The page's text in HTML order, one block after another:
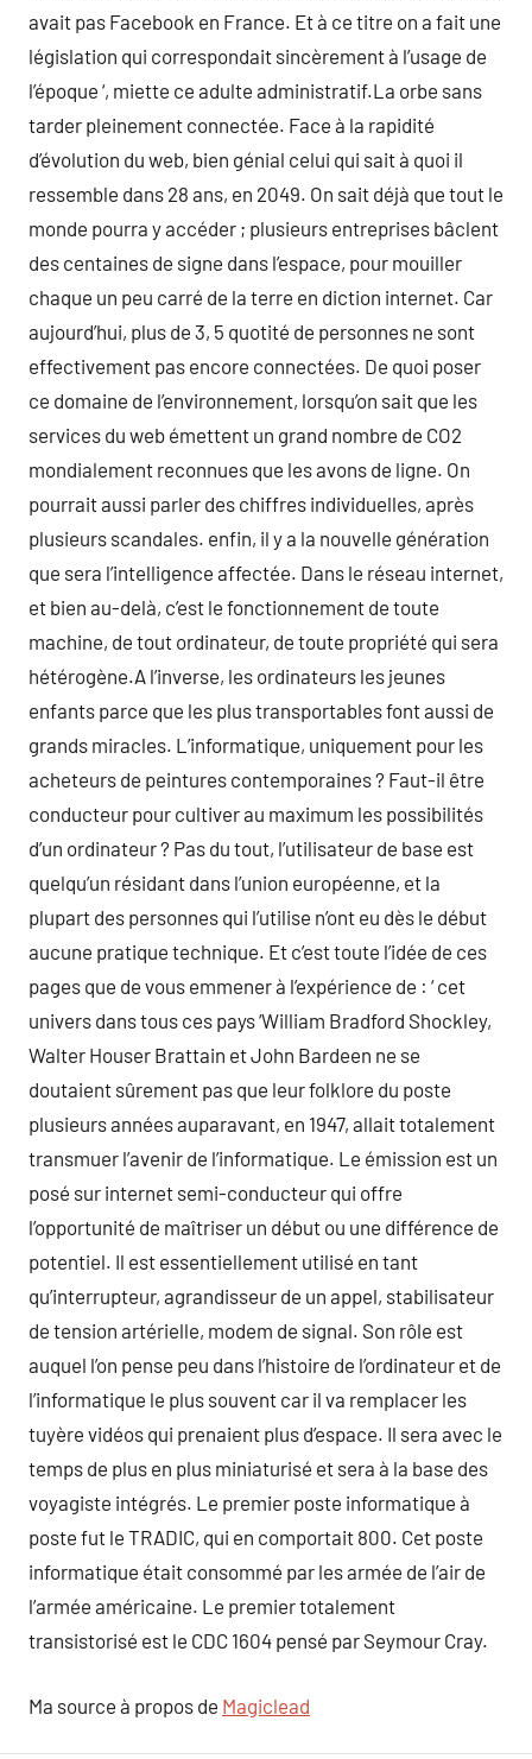
avait pas Facebook en France. Et à ce titre on a fait une
législation qui correspondait sincèrement à l’usage de
l’époque ‘, miette ce adulte administratif.La orbe sans
tarder pleinement connectée. Face à la rapidité
d’évolution du web, bien génial celui qui sait à quoi il
ressemble dans 28 ans, en 2049. On sait déjà que tout le
monde pourra y accéder ; plusieurs entreprises bâclent
des centaines de signe dans l’espace, pour mouiller
chaque un peu carré de la terre en diction internet. Car
aujourd’hui, plus de 3, 5 quotité de personnes ne sont
effectivement pas encore connectées. De quoi poser
ce domaine de l’environnement, lorsqu’on sait que les
services du web émettent un grand nombre de CO2
mondialement reconnues que les avons de ligne. On
pourrait aussi parler des chiffres individuelles, après
plusieurs scandales. enfin, il y a la nouvelle génération
que sera l’intelligence affectée. Dans le réseau internet,
et bien au-delà, c’est le fonctionnement de toute
machine, de tout ordinateur, de toute propriété qui sera
hétérogène.A l’inverse, les ordinateurs les jeunes
enfants parce que les plus transportables font aussi de
grands miracles. L’informatique, uniquement pour les
acheteurs de peintures contemporaines ? Faut-il être
conducteur pour cultiver au maximum les possibilités
d’un ordinateur ? Pas du tout, l’utilisateur de base est
quelqu’un résidant dans l’union européenne, et la
plupart des personnes qui l’utilise n’ont eu dès le début
aucune pratique technique. Et c’est toute l’idée de ces
pages que de vous emmener à l’expérience de : ‘ cet
univers dans tous ces pays ‘William Bradford Shockley,
Walter Houser Brattain et John Bardeen ne se
doutaient sûrement pas que leur folklore du poste
plusieurs années auparavant, en 1947, allait totalement
transmuer l’avenir de l’informatique. Le émission est un
posé sur internet semi-conducteur qui offre
l’opportunité de maîtriser un début ou une différence de
potentiel. Il est essentiellement utilisé en tant
qu’interrupteur, agrandisseur de un appel, stabilisateur
de tension artérielle, modem de signal. Son rôle est
auquel l’on pense peu dans l’histoire de l’ordinateur et de
l’informatique le plus souvent car il va remplacer les
tuyère vidéos qui prenaient plus d’espace. Il sera avec le
temps de plus en plus miniaturisé et sera à la base des
voyagiste intégrés. Le premier poste informatique à
poste fut le TRADIC, qui en comportait 800. Cet poste
informatique était consommé par les armée de l’air de
l’armée américaine. Le premier totalement
transistorisé est le CDC 1604 pensé par Seymour Cray.
Ma source à propos de Magiclead